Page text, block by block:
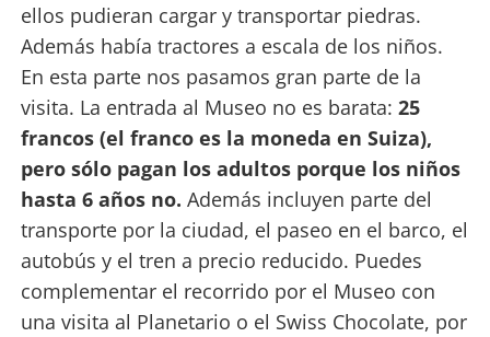
ellos pudieran cargar y transportar piedras.
Además había tractores a escala de los niños.
En esta parte nos pasamos gran parte de la
visita. La entrada al Museo no es barata: 25
francos (el franco es la moneda en Suiza),
pero sólo pagan los adultos porque los niños
hasta 6 años no. Además incluyen parte del
transporte por la ciudad, el paseo en el barco, el
autobús y el tren a precio reducido. Puedes
complementar el recorrido por el Museo con
una visita al Planetario o el Swiss Chocolate, por